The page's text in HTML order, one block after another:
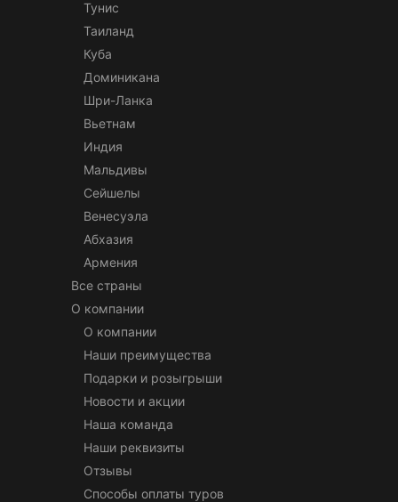
Тунис
Таиланд
Куба
Доминикана
Шри-Ланка
Вьетнам
Индия
Мальдивы
Сейшелы
Венесуэла
Абхазия
Армения
Все страны
О компании
О компании
Наши преимущества
Подарки и розыгрыши
Новости и акции
Наша команда
Наши реквизиты
Отзывы
Способы оплаты туров